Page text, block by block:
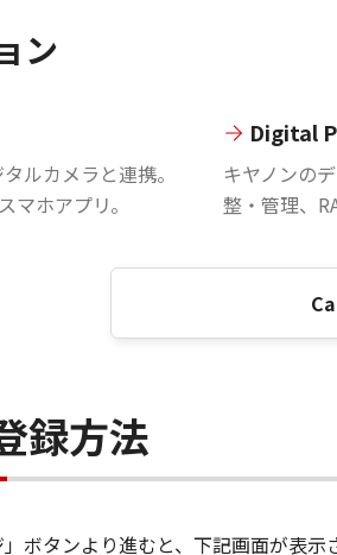
ン
ルカメラと連携。
マホアプリ。
Digital
キヤノンの
整・管理、
録方法
ボタンより進むと、下記画面が表示